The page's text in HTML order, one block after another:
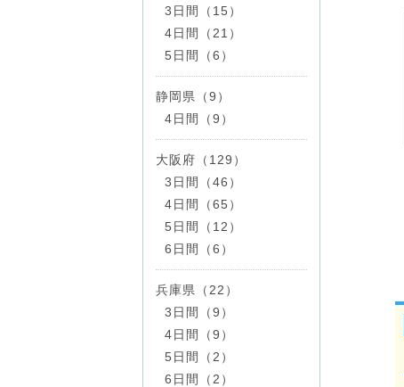
3日間（15）
4日間（21）
5日間（6）
静岡県（9）
4日間（9）
大阪府（129）
3日間（46）
4日間（65）
5日間（12）
6日間（6）
兵庫県（22）
3日間（9）
4日間（9）
5日間（2）
6日間（2）